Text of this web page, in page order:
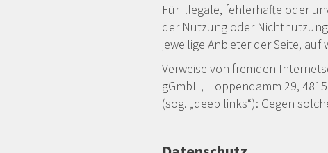
Für illegale, fehlerhafte oder
der Nutzung oder
jeweilige Anbieter der Seite,
Verweise von fremden
gGmbH, Hoppendamm 29,
(sog. „deep links“): Gegen